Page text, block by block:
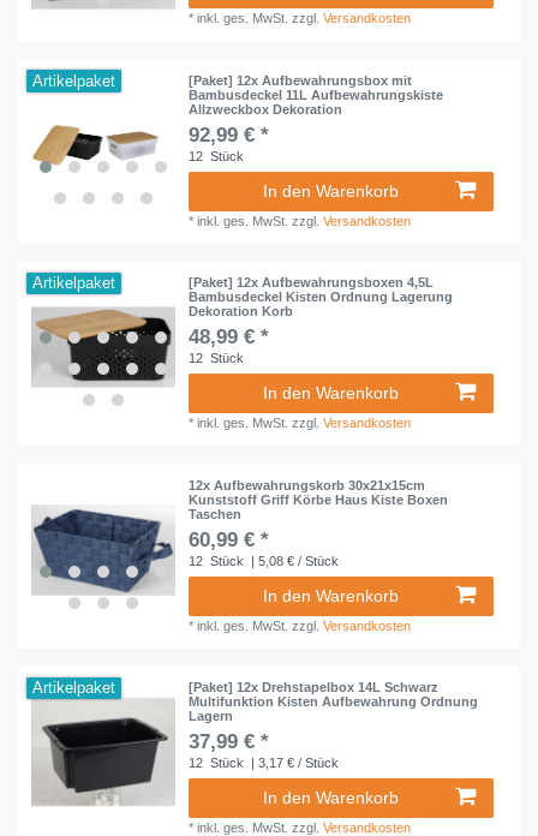
*inkl. ges. MwSt. zzgl.Versandkosten
Artikelpaket
[Paket] 12x Aufbewahrungsbox mit
Bambusdeckel 11L Aufbewahrungskiste
Allzweckbox Dekoration
92,99 € *
12 Stück
In den Warenkorb
*inkl. ges. MwSt. zzgl.Versandkosten
Artikelpaket
[Paket] 12x Aufbewahrungsboxen 4,5L
Bambusdeckel Kisten Ordnung Lagerung
Dekoration Korb
48,99 € *
12 Stück
In den Warenkorb
*inkl. ges. MwSt. zzgl.Versandkosten
12x Aufbewahrungskorb 30x21x15cm
Kunststoff Griff Körbe Haus Kiste Boxen
Taschen
60,99 € *
12 Stück | 5,08 € / Stück
In den Warenkorb
*inkl. ges. MwSt. zzgl.Versandkosten
Artikelpaket
[Paket] 12x Drehstapelbox 14L Schwarz
Multifunktion Kisten Aufbewahrung Ordnung
Lagern
37,99 € *
12 Stück | 3,17 € / Stück
In den Warenkorb
*inkl. ges. MwSt. zzgl.Versandkosten